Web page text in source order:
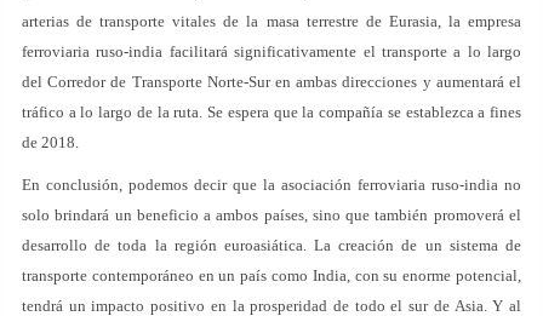
arterias de transporte vitales de la masa terrestre de Eurasia, la empresa
ferroviaria ruso-india facilitará significativamente el transporte a lo largo
del Corredor de Transporte Norte-Sur en ambas direcciones y aumentará el
tráfico a lo largo de la ruta. Se espera que la compañía se establezca a fines
de 2018.
En conclusión, podemos decir que la asociación ferroviaria ruso-india no
solo brindará un beneficio a ambos países, sino que también promoverá el
desarrollo de toda la región euroasiática. La creación de un sistema de
transporte contemporáneo en un país como India, con su enorme potencial,
tendrá un impacto positivo en la prosperidad de todo el sur de Asia. Y al